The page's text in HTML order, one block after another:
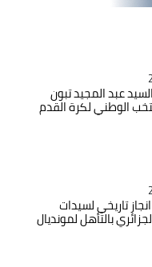
عبد المجيد تبون
الوطني لكرة القدم
تاريخي لسيدات
بالتأهل لمونديال